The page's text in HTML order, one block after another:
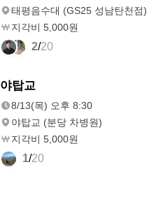
태평음수대 (GS25 성남탄천점)
지각비 5,000원
2/20
야탑교
8/13(목) 오후 8:30
야탑교 (분당 차병원)
지각비 5,000원
1/20